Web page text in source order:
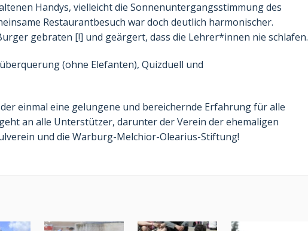
Handys, vielleicht die Sonnenuntergangsstimmung des
Restaurantbesuch war doch deutlich harmonischer.
gebraten [!] und geärgert, dass die Lehrer*innen nie schlafen.
(ohne Elefanten), Quizduell und
einmal eine gelungene und bereichernde Erfahrung für alle
an alle Unterstützer, darunter der Verein der ehemaligen
und die Warburg-Melchior-Olearius-Stiftung!